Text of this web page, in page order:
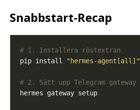
Snabbstart-Recap
# 1. Installera röstextran
pip install
"hermes-agent[all]"
# 2. Sätt upp Telegram gateway